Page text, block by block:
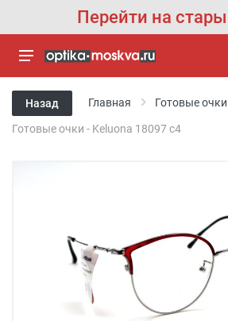
Перейти на
Назад Главная Готовые очки
Готовые очки - Keluona 18097 c4